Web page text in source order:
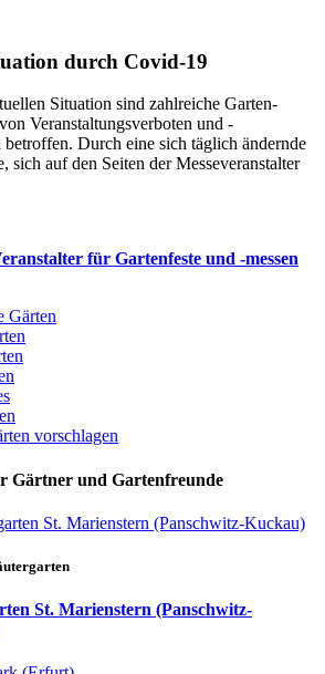
durch Covid-19
Situation sind zahlreiche Garten-
Veranstaltungsverboten und -
betroffen. Durch eine sich täglich ändernde
sich auf den Seiten der Messeveranstalter
für Gartenfeste und -messen
Gärten
vorschlagen
Gärtner und Gartenfreunde
St. Marienstern (Panschwitz-